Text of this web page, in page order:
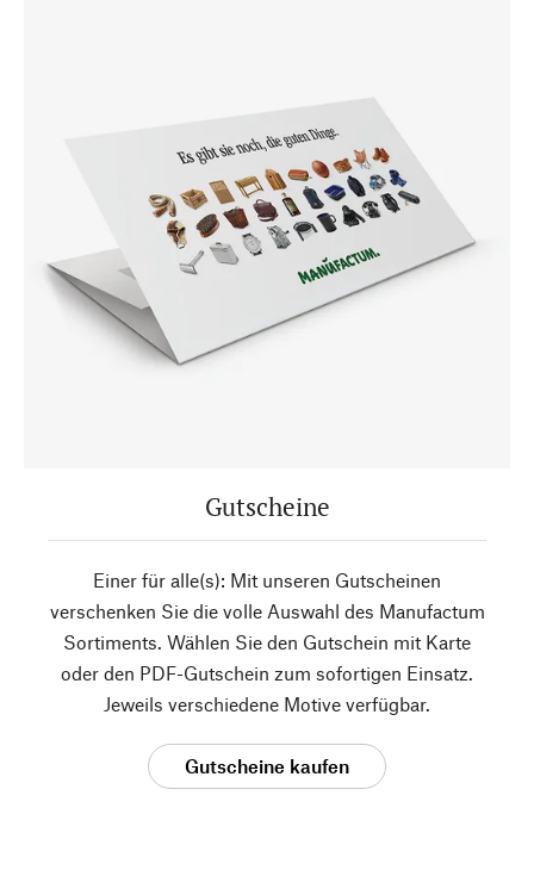
Gutscheine
Einer für alle(s): Mit unseren Gutscheinen
verschenken Sie die volle Auswahl des Manufactum
Sortiments. Wählen Sie den Gutschein mit Karte
oder den PDF-Gutschein zum sofortigen Einsatz.
Jeweils verschiedene Motive verfügbar.
Gutscheine kaufen